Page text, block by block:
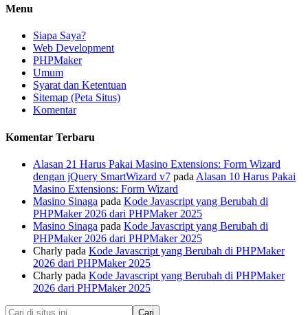
Menu
Siapa Saya?
Web Development
PHPMaker
Umum
Syarat dan Ketentuan
Sitemap (Peta Situs)
Komentar
Komentar Terbaru
Alasan 21 Harus Pakai Masino Extensions: Form Wizard
dengan jQuery SmartWizard v7 pada Alasan 10 Harus Pakai
Masino Extensions: Form Wizard
Masino Sinaga pada Kode Javascript yang Berubah di
PHPMaker 2026 dari PHPMaker 2025
Masino Sinaga pada Kode Javascript yang Berubah di
PHPMaker 2026 dari PHPMaker 2025
Charly pada Kode Javascript yang Berubah di PHPMaker
2026 dari PHPMaker 2025
Charly pada Kode Javascript yang Berubah di PHPMaker
2026 dari PHPMaker 2025